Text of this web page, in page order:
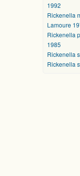
1992
Rickenella
Lamoure
Rickenella
1985
Rickenella
Rickenella